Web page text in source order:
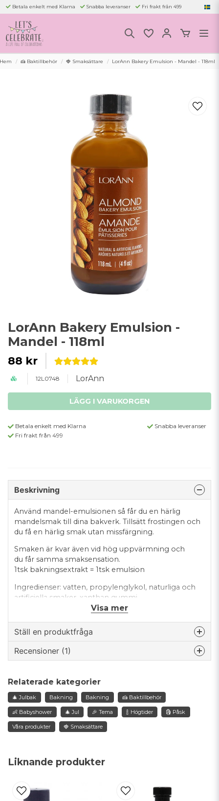
Betala enkelt med Klarna Snabba leveranser Fri frakt från 499
Hem 🍰 Baktillbehör 🍓 Smaksättare LorAnn Bakery Emulsion - Mandel - 118ml
LorAnn Bakery Emulsion -
Mandel - 118ml
88 kr
12L0748 LorAnn
LÄGG I VARUKORGEN
Betala enkelt med Klarna
Snabba leveranser
Fri frakt från 499
Liknande produkter
Beskrivning
Använd mandel-emulsionen så får du en härlig
mandelsmak till dina bakverk. Tillsätt frostingen och
du få en härlig smak utan missfärgning.
Smaken är kvar även vid hög uppvärmning och
du får samma smaksensation.
1tsk bakningsextrakt = 1tsk emulsion
Ingredienser: vatten, propylenglykol, naturliga och
artificiella smaker, xanthan gummi.
Produkten är vattenbaserad • Glutenfri • Kosher •
Förpackningen är BPA-fri och innehåller 118ml
Visa mer
Ställ en produktfråga
question
Fråga oss något om denna produkten...
name
Namn
Ja, ni får publicera min fråga
Recensioner (1)
Jimmy
Relaterade kategorier
🎄 Julbak Bakning Bakning 🍰 Baktillbehör
👶 Babyshower 🎄 Jul 🎉 Tema 🍾 Högtider 🗿 Påsk
Våra produkter 🍓 Smaksättare